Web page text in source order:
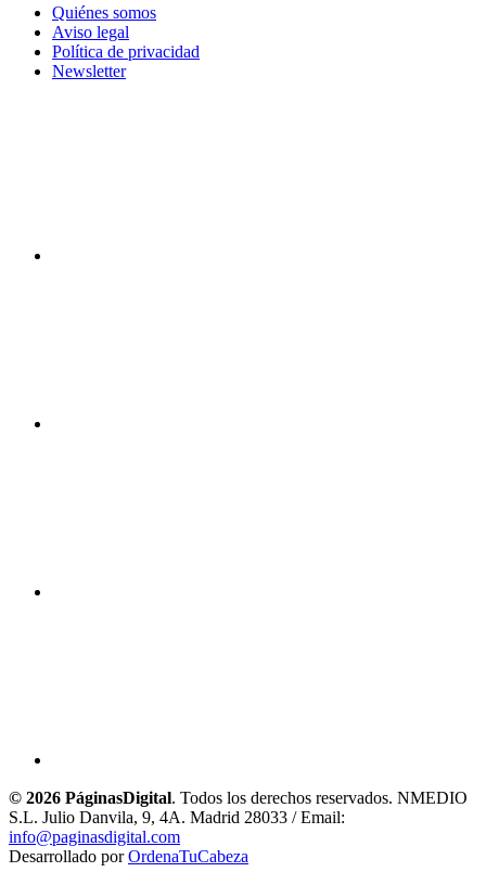
Quiénes somos
Aviso legal
Política de privacidad
Newsletter
© 2026 PáginasDigital. Todos los derechos reservados. NMEDIO
S.L. Julio Danvila, 9, 4A. Madrid 28033 / Email:
info@paginasdigital.com
Desarrollado porOrdenaTuCabeza